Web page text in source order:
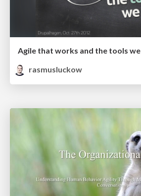
Agile that works and the tools
rasmusluckow